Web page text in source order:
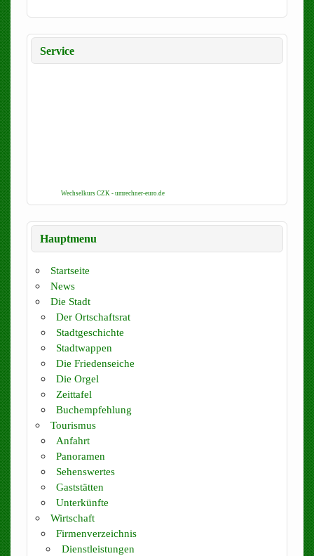
Service
Wechselkurs CZK - umrechner-euro.de
Hauptmenu
Startseite
News
Die Stadt
Der Ortschaftsrat
Stadtgeschichte
Stadtwappen
Die Friedenseiche
Die Orgel
Zeittafel
Buchempfehlung
Tourismus
Anfahrt
Panoramen
Sehenswertes
Gaststätten
Unterkünfte
Wirtschaft
Firmenverzeichnis
Dienstleistungen